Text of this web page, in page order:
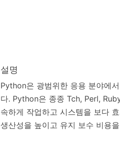
설명
Python은 광범위한 응용 분야에
다. Python은 종종 Tch, Perl,
속하게 작업하고 시스템을 보다
생산성을 높이고 유지 보수 비용